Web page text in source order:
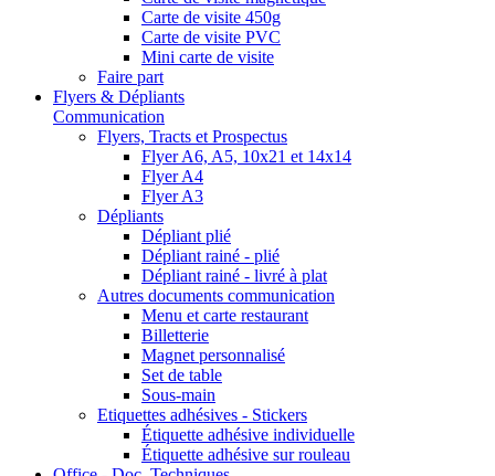
Carte de visite 450g
Carte de visite PVC
Mini carte de visite
Faire part
Flyers & Dépliants
Communication
Flyers, Tracts et Prospectus
Flyer A6, A5, 10x21 et 14x14
Flyer A4
Flyer A3
Dépliants
Dépliant plié
Dépliant rainé - plié
Dépliant rainé - livré à plat
Autres documents communication
Menu et carte restaurant
Billetterie
Magnet personnalisé
Set de table
Sous-main
Etiquettes adhésives - Stickers
Étiquette adhésive individuelle
Étiquette adhésive sur rouleau